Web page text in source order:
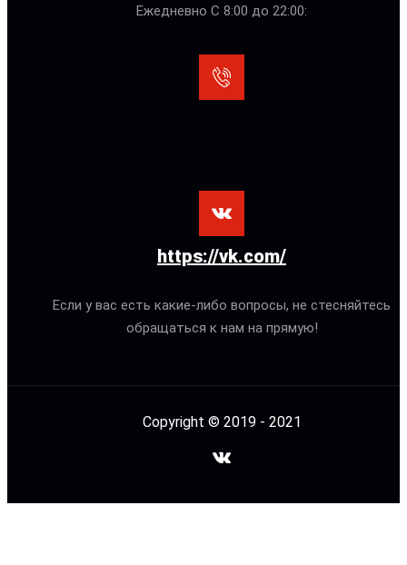
Ежедневно С 8:00 до 22:00:
https://vk.com/
Если у вас есть какие-либо вопросы, не стесняйтесь
обращаться к нам на прямую!
Copyright © 2019 - 2021